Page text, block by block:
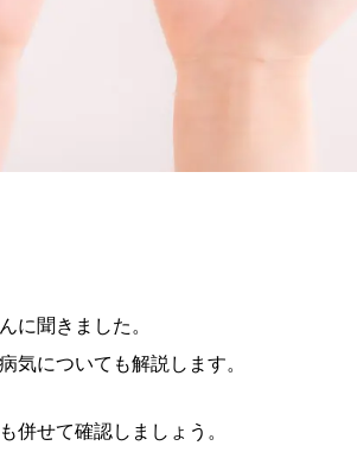
に聞きました。
気についても解説します。
も併せて確認しましょう。